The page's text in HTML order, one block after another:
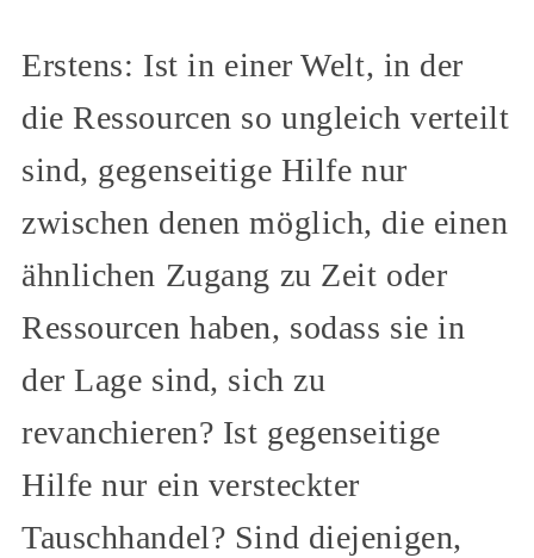
Erstens: Ist in einer Welt, in der
die Ressourcen so ungleich verteilt
sind, gegenseitige Hilfe nur
zwischen denen möglich, die einen
ähnlichen Zugang zu Zeit oder
Ressourcen haben, sodass sie in
der Lage sind, sich zu
revanchieren? Ist gegenseitige
Hilfe nur ein versteckter
Tauschhandel? Sind diejenigen,